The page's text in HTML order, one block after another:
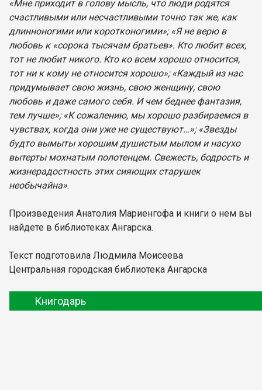
«Мне приходит в голову мысль, что люди родятся
счастливыми или несчастливыми точно так же, как
длинноногими или коpотконогими»; «Я не верю в
любовь к «сорока тысячам братьев». Кто любит всех,
тот не любит никого. Кто ко всем хорошо относится,
тот ни к кому не относится хорошо»; «Каждый из нас
придумывает свою жизнь, свою женщину, свою
любовь и даже самого себя. И чем беднее фантазия,
тем лучше»; «К сожалению, мы хорошо разбираемся в
чувствах, когда они уже не существуют…»; «Звезды
будто вымыты хорошим душистым мылом и насухо
вытерты мохнатым полотенцем. Свежесть, бодрость и
жизнерадостность этих сияющих старушек
необычайна».
Произведения Анатолия Мариенгофа и книги о нем вы
найдете в библиотеках Ангарска.
Текст подготовила Людмила Моисеева
Центральная городская библиотека Ангарска
Книгодарь